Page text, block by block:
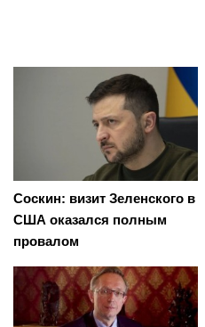
Соскин: визит Зеленского в
США оказался полным
провалом